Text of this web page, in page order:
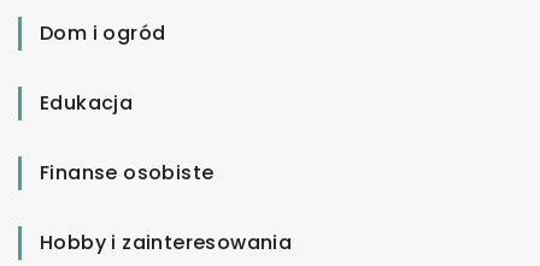
Dom i ogród
Edukacja
Finanse osobiste
Hobby i zainteresowania